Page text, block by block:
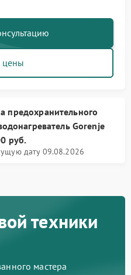
предохранительного
Gorenje
руб.
дату 09.08.2026
техники
мастера